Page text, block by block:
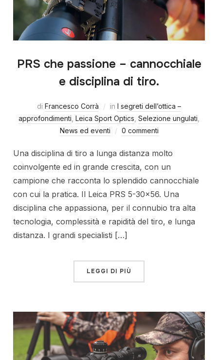
PRS che passione – cannocchiale
e disciplina di tiro.
di Francesco Corrà in I segreti dell’ottica –
approfondimenti Leica Sport Optics Selezione ungulati
News ed eventi
0 commenti
Una disciplina di tiro a lunga distanza molto
coinvolgente ed in grande crescita, con un
campione che racconta lo splendido cannocchiale
con cui la pratica. Il Leica PRS 5-30×56. Una
disciplina che appassiona, per il connubio tra alta
tecnologia, complessità e rapidità del tiro, e lunga
distanza. I grandi specialisti […]
LEGGI DI PIÙ